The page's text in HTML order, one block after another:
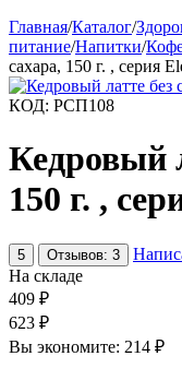
Главная/Каталог/
питание/Напитки/
сахара, 150 г. , серия
КОД: РСП108
Кедровый
150 г. ,
5 Отзывов: 3
На складе
409 ₽
623 ₽
Вы экономите: 214 ₽